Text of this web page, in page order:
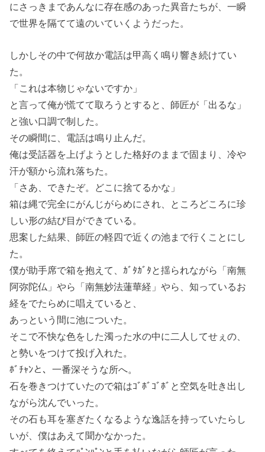
にさっきまであんなに存在感のあった異音たちが、一瞬
で世界を隔てて遠のいていくようだった。
しかしその中で何故か電話は甲高く鳴り響き続けてい
た。
「これは本物じゃないですか」
と言って俺が慌てて取ろうとすると、師匠が「出るな」
と強い口調で制した。
その瞬間に、電話は鳴り止んだ。
俺は受話器を上げようとした格好のままで固まり、冷や
汗が額から流れ落ちた。
「さあ、できたぞ。どこに捨てるかな」
箱は縄で完全にがんじがらめにされ、ところどころに珍
しい形の結び目ができている。
思案した結果、師匠の軽四で近くの池まで行くことにし
た。
僕が助手席で箱を抱えて、ｶﾞﾀｶﾞﾀと揺られながら「南無
阿弥陀仏」やら「南無妙法蓮華経」やら、知っているお
経をでたらめに唱えていると、
あっという間に池についた。
そこで不快な色をした濁った水の中に二人してせぇの、
と勢いをつけて投げ入れた。
ﾎﾞﾁｬﾝと、一番深そうな所へ。
石を巻きつけていたので箱はｺﾞﾎﾞｺﾞﾎﾞと空気を吐き出し
ながら沈んでいった。
その石も耳を塞ぎたくなるような逸話を持っていたらし
いが、僕はあえて聞かなかった。